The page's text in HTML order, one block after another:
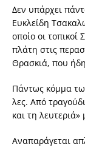
Δεν υπάρχει
Ευκλείδη
οποίο οι τοπικοί
πλάτη στις
Θρασκιά, που
Πάντως κόμμα
λες. Από
και τη
Αναπαράγεται